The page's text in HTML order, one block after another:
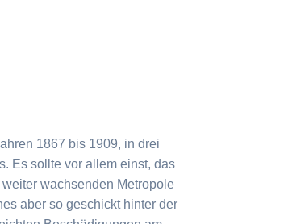
1867 bis 1909, in drei
Es sollte vor allem einst, das
wachsenden Metropole
aber so geschickt hinter der